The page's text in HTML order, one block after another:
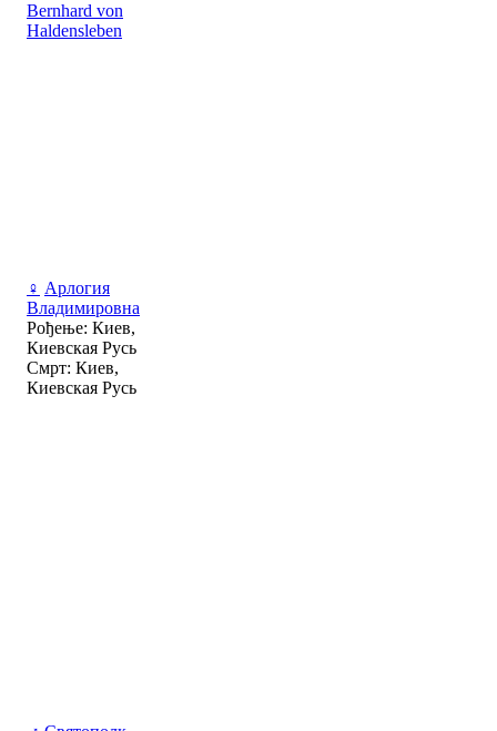
Bernhard von
Haldensleben
♀ Арлогия
Владимировна
Рођење: Киев,
Киевская Русь
Смрт: Киев,
Киевская Русь